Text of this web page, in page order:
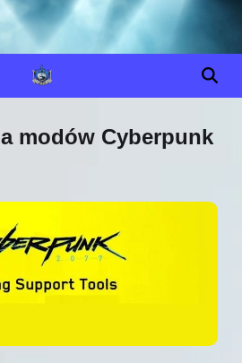
modów Cyberpunk